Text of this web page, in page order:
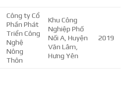
Công ty Cổ
Phần Phát
Triển Công
Nghệ
Nông
Thôn
Khu Công
Nghiệp Phố
Nối A, Huyện
Văn Lâm,
Hưng Yên
2019